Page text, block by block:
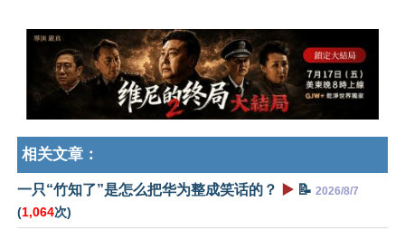
相关文章：
一只“竹知了”是怎么把华为整成笑话的？ ▶️ 📝 2026/8/7
(1,064次)